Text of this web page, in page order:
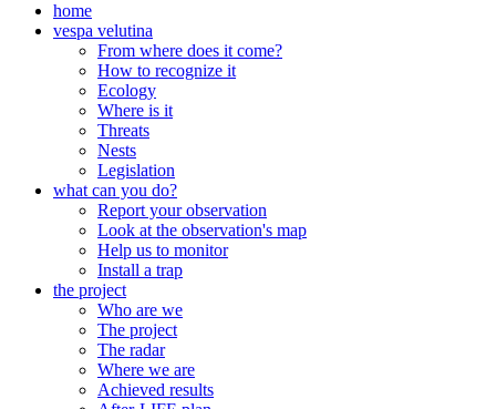
home
vespa velutina
From where does it come?
How to recognize it
Ecology
Where is it
Threats
Nests
Legislation
what can you do?
Report your observation
Look at the observation's map
Help us to monitor
Install a trap
the project
Who are we
The project
The radar
Where we are
Achieved results